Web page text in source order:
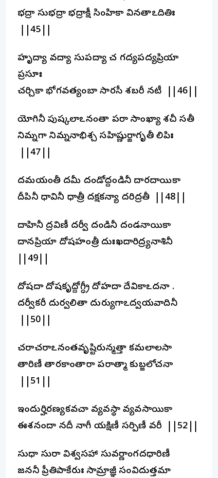
భద్రా సుభద్రా భద్రాక్షీ సింహికా వినతాఽదితిః
||45||
హృద్యా వద్యా సుపద్యా చ గద్యపద్యప్రియా
ప్రసూః
చర్చికా భోగవత్యంబా సారసీ శబరీ నటీ ||46||
యోగినీ పుష్కలాఽనంతా పరా సాంఖ్యా శచీ సతీ
నిమ్నగా నిమ్ననాభిశ్చ సహిష్ణుర్జాగృతీ లిపిః
||47||
దమయంతీ దమీ దండోద్దండినీ దారదాయికా
దీపినీ ధావినీ ధాత్రీ దక్షకన్యా దరిద్రతీ ||48||
దాహినీ ద్రవిణీ దర్వీ దండినీ దండనాయికా
దానప్రియా దోషహంత్రీ దుఃఖదారిద్ర్యనాశినీ
||49||
దోషదా దోషకృద్దోగ్ధ్రీ దోహదా దేవికాఽదనా .
దర్వీకరీ దుర్వలితా దుర్యుగాఽద్వయవాదినీ
||50||
చరాచరాఽనంతవృష్టిరున్మత్తా కమలాలసా
తారిణీ తారకాంతారా పరాత్మా కుబ్జలోచనా
||51||
ఇందుర్హిరణ్యకవచా వ్యవస్థా వ్యవసాయికా
ఈశనందా నదీ నాగీ యక్షిణీ సర్పిణీ వరీ ||52||
సుధా సురా విశ్వసహా సువర్ణాంగదధారిణీ
జననీ ప్రీతిపాకేరుః సామ్రాజ్ఞీ సంవిదుత్తమా